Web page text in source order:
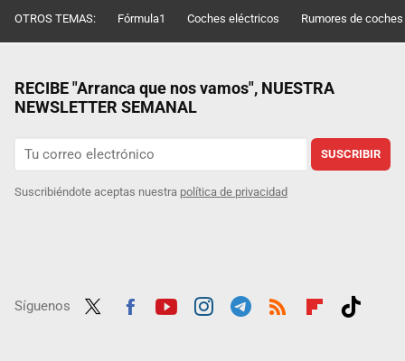
OTROS TEMAS: Fórmula1 Coches eléctricos Rumores de coches
RECIBE "Arranca que nos vamos", NUESTRA
NEWSLETTER SEMANAL
SUSCRIBIR
Suscribiéndote aceptas nuestra política de privacidad
Síguenos